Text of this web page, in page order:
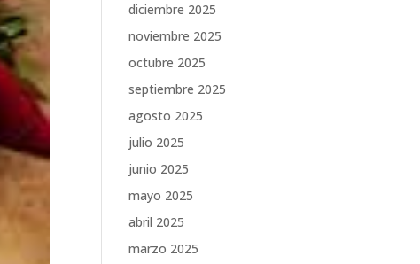
diciembre 2025
noviembre 2025
octubre 2025
septiembre 2025
agosto 2025
julio 2025
junio 2025
mayo 2025
abril 2025
marzo 2025